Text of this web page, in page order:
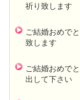
祈り致します
ご結婚おめで
致します
ご結婚おめで
出して下さい